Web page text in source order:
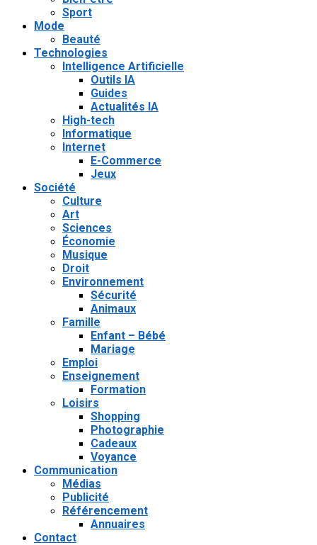
Sport
Mode
Beauté
Technologies
Intelligence Artificielle
Outils IA
Guides
Actualités IA
High-tech
Informatique
Internet
E-Commerce
Jeux
Société
Culture
Art
Sciences
Économie
Musique
Droit
Environnement
Sécurité
Animaux
Famille
Enfant – Bébé
Mariage
Emploi
Enseignement
Formation
Loisirs
Shopping
Photographie
Cadeaux
Voyance
Communication
Médias
Publicité
Référencement
Annuaires
Contact